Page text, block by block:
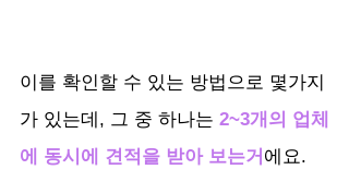
이를 확인할 수 있는 방법으로 몇가지
가 있는데, 그 중 하나는 2~3개의 업체
에 동시에 견적을 받아 보는거 에요.